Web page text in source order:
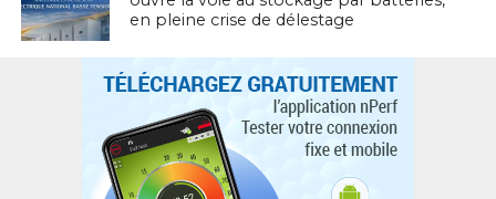
en pleine crise de délestage